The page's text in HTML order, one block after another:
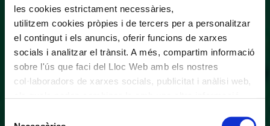
les cookies estrictament necessàries,
utilitzem cookies pròpies i de tercers per a personalitzar
el contingut i els anuncis, oferir funcions de xarxes
socials i analitzar el trànsit. A més, compartim informació
sobre l'ús que faci del Lloc Web amb els nostres
col·laboradors de xarxes socials, publicitat i anàlisi web,